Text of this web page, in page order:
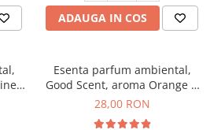
ADAUGA IN COS
Esenta parfum ambiental,
Good Scent, aroma Orange &
Fresh Cinnamon, 20 g
28,00 RON